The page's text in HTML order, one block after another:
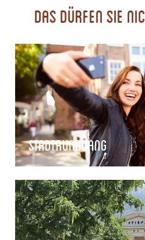
Das dürfen Sie
Stadtrundgang